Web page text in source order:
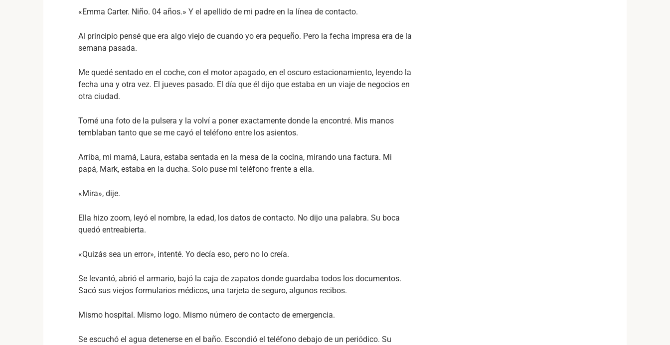
«Emma Carter. Niño. 04 años.» Y el apellido de mi padre en la línea de contacto.
Al principio pensé que era algo viejo de cuando yo era pequeño. Pero la fecha impresa era de la
semana pasada.
Me quedé sentado en el coche, con el motor apagado, en el oscuro estacionamiento, leyendo la
fecha una y otra vez. El jueves pasado. El día que él dijo que estaba en un viaje de negocios en
otra ciudad.
Tomé una foto de la pulsera y la volví a poner exactamente donde la encontré. Mis manos
temblaban tanto que se me cayó el teléfono entre los asientos.
Arriba, mi mamá, Laura, estaba sentada en la mesa de la cocina, mirando una factura. Mi
papá, Mark, estaba en la ducha. Solo puse mi teléfono frente a ella.
«Mira», dije.
Ella hizo zoom, leyó el nombre, la edad, los datos de contacto. No dijo una palabra. Su boca
quedó entreabierta.
«Quizás sea un error», intenté. Yo decía eso, pero no lo creía.
Se levantó, abrió el armario, bajó la caja de zapatos donde guardaba todos los documentos.
Sacó sus viejos formularios médicos, una tarjeta de seguro, algunos recibos.
Mismo hospital. Mismo logo. Mismo número de contacto de emergencia.
Se escuchó el agua detenerse en el baño. Escondió el teléfono debajo de un periódico. Su